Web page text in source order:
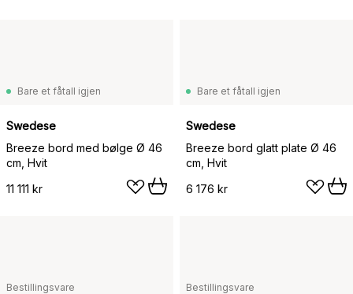
Bare et fåtall igjen
Swedese
Breeze bord med bølge Ø 46
cm, Hvit
11 111 kr
Bare et fåtall igjen
Swedese
Breeze bord glatt plate Ø 46
cm, Hvit
6 176 kr
Bestillingsvare Bestillingsvare